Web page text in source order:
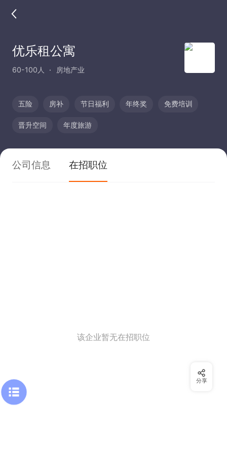
优乐租公寓
60-100人 房地产业
五险 房补 节日福利 年终奖 免费培训
晋升空间 年度旅游
公司信息 在招职位
该企业暂无在招职位
分享